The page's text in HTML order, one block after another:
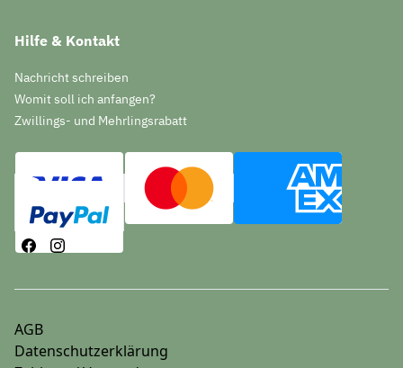
Hilfe & Kontakt
Nachricht schreiben
Womit soll ich anfangen?
Zwillings- und Mehrlingsrabatt
AGB
Datenschutzerklärung